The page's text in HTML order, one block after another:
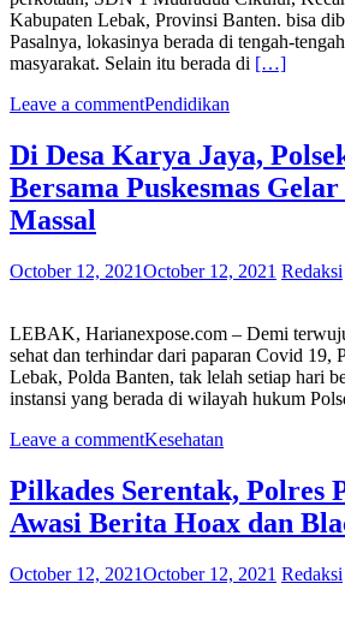
Kabupaten Lebak, Provinsi Banten. bisa
Pasalnya, lokasinya berada di tengah-
masyarakat. Selain itu berada di […]
Leave a commentPendidikan
Di Desa Karya Jaya,
Bersama Puskesmas
Massal
October 12, 2021October 12, 2021 Redaksi
LEBAK, Harianexpose.com – Demi
sehat dan terhindar dari paparan Covid 19,
Lebak, Polda Banten, tak lelah setiap hari
instansi yang berada di wilayah hukum
Leave a commentKesehatan
Pilkades Serentak, Polres
Awasi Berita Hoax dan
October 12, 2021October 12, 2021 Redaksi